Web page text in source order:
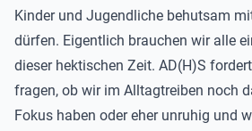
Kinder und Jugendliche behutsam
dürfen. Eigentlich brauchen wir alle
dieser hektischen Zeit. AD(H)S
fragen, ob wir im Alltagtreiben noch
Fokus haben oder eher unruhig und